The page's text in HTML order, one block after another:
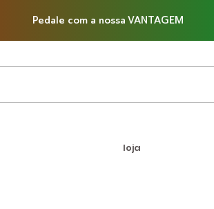
Pedale com a nossa VANTAGEM
loja